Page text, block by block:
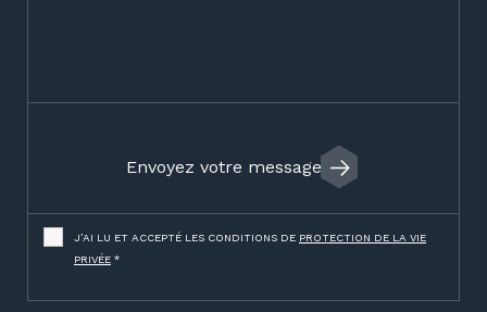
J’AI LU ET ACCEPTÉ LES CONDITIONS DE PROTECTION DE LA VIE
PRIVÉE *